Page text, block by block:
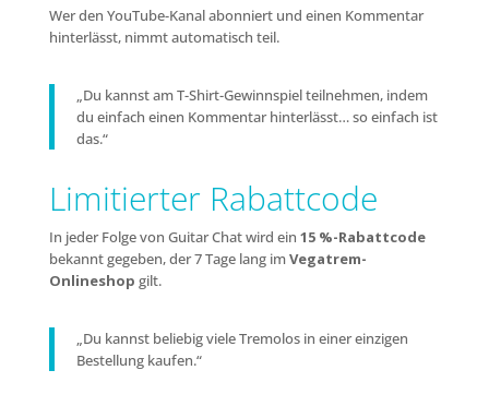
Wer den YouTube-Kanal abonniert und einen Kommentar
hinterlässt, nimmt automatisch teil.
„Du kannst am T-Shirt-Gewinnspiel teilnehmen, indem
du einfach einen Kommentar hinterlässt… so einfach ist
das.“
Limitierter Rabattcode
In jeder Folge von Guitar Chat wird ein 15 %-Rabattcode
bekannt gegeben, der 7 Tage lang imVegatrem-
Onlineshop gilt.
„Du kannst beliebig viele Tremolos in einer einzigen
Bestellung kaufen.“